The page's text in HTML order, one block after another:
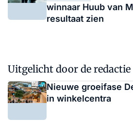
winnaar Huub van
resultaat zien
Uitgelicht door de redactie
Nieuwe groeifase
in winkelcentra